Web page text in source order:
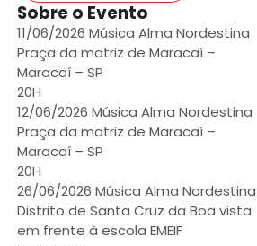
Sobre o Evento
11/06/2026 Música Alma Nordestina
Praça da matriz de Maracaí –
Maracaí – SP
20H
12/06/2026 Música Alma Nordestina
Praça da matriz de Maracaí –
Maracaí – SP
20H
26/06/2026 Música Alma Nordestina
Distrito de Santa Cruz da Boa vista
em frente à escola EMEIF